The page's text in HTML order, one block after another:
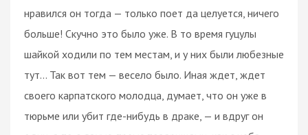
нравился он тогда — только поет да целуется, ничего
больше! Скучно это было уже. В то время гуцулы
шайкой ходили по тем местам, и у них были любезные
тут... Так вот тем — весело было. Иная ждет, ждет
своего карпатского молодца, думает, что он уже в
тюрьме или убит где-нибудь в драке, — и вдруг он